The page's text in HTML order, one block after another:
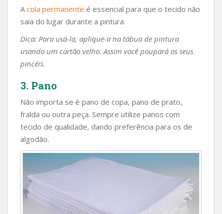
Acola permanente é essencial para que o tecido não
saia do lugar durante a pintura.
Dica: Para usá-la, aplique-a na tábua de pintura
usando um cartão velho. Assim você poupará os seus
pincéis.
3. Pano
Não importa se é pano de copa, pano de prato,
fralda ou outra peça. Sempre utilize panos com
tecido de qualidade, dando preferência para os de
algodão.